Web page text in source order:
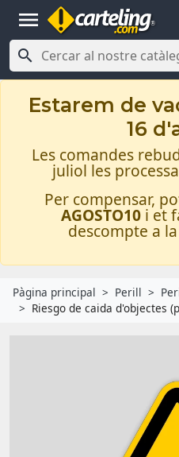
menu

Estarem de
16
Les comandes
juliol les
Per compensar,
AGOSTO10 i et
descompte a
Pàgina principal Perill
Riesgo de caida d'objectes